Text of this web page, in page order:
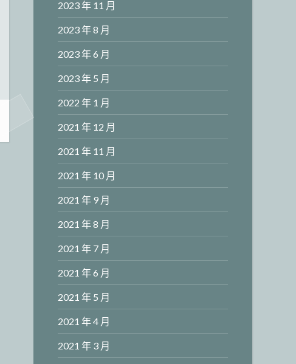
2023 年 11 月
2023 年 8 月
2023 年 6 月
2023 年 5 月
2022 年 1 月
2021 年 12 月
2021 年 11 月
2021 年 10 月
2021 年 9 月
2021 年 8 月
2021 年 7 月
2021 年 6 月
2021 年 5 月
2021 年 4 月
2021 年 3 月